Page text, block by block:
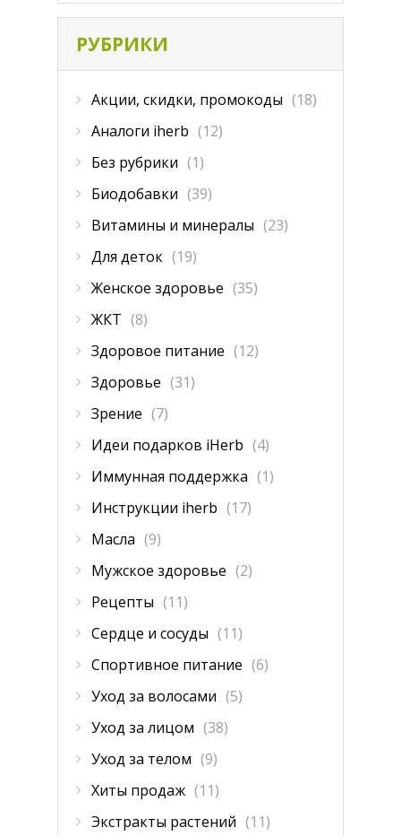
РУБРИКИ
Акции, скидки, промокоды (18)
Аналоги iherb (12)
Без рубрики (1)
Биодобавки (39)
Витамины и минералы (23)
Для деток (19)
Женское здоровье (35)
ЖКТ (8)
Здоровое питание (12)
Здоровье (31)
Зрение (7)
Идеи подарков iHerb (4)
Иммунная поддержка (1)
Инструкции iherb (17)
Масла (9)
Мужское здоровье (2)
Рецепты (11)
Сердце и сосуды (11)
Спортивное питание (6)
Уход за волосами (5)
Уход за лицом (38)
Уход за телом (9)
Хиты продаж (11)
Экстракты растений (11)